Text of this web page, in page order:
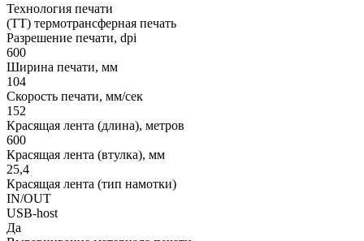
Технология печати
(TT) термотрансферная печать
Разрешение печати, dpi
600
Ширина печати, мм
104
Скорость печати, мм/сек
152
Красящая лента (длина), метров
600
Красящая лента (втулка), мм
25,4
Красящая лента (тип намотки)
IN/OUT
USB-host
Да